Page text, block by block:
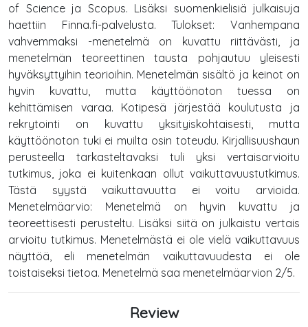
of Science ja Scopus. Lisäksi suomenkielisiä julkaisuja
haettiin Finna.fi-palvelusta. Tulokset: Vanhempana
vahvemmaksi -menetelmä on kuvattu riittävästi, ja
menetelmän teoreettinen tausta pohjautuu yleisesti
hyväksyttyihin teorioihin. Menetelmän sisältö ja keinot on
hyvin kuvattu, mutta käyttöönoton tuessa on
kehittämisen varaa. Kotipesä järjestää koulutusta ja
rekrytointi on kuvattu yksityiskohtaisesti, mutta
käyttöönoton tuki ei muilta osin toteudu. Kirjallisuushaun
perusteella tarkasteltavaksi tuli yksi vertaisarvioitu
tutkimus, joka ei kuitenkaan ollut vaikuttavuustutkimus.
Tästä syystä vaikuttavuutta ei voitu arvioida.
Menetelmäarvio: Menetelmä on hyvin kuvattu ja
teoreettisesti perusteltu. Lisäksi siitä on julkaistu vertais
arvioitu tutkimus. Menetelmästä ei ole vielä vaikuttavuus
näyttöä, eli menetelmän vaikuttavuudesta ei ole
toistaiseksi tietoa. Menetelmä saa menetelmäarvion 2/5.
Review